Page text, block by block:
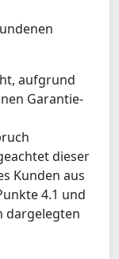
aufgrund
Garantie-
dieser
Kunden aus
4.1 und
dargelegten